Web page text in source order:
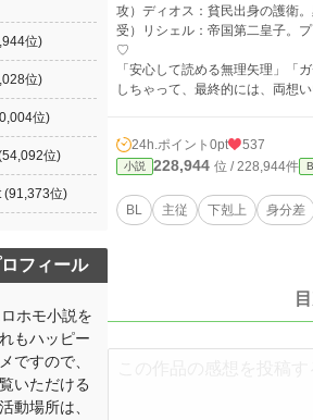
攻）ディオス：貧民出身の護衛
受）リシェル：帝国第二皇子。
♡
「安心して読める無理矢理」「
しちゃって、最終的には、両想
24h.ポイント 0pt 537
小説 228,944 位 / 228,944件
BL 主従 下剋上 身分差
位)
位)
位)
位)
(91,373位)
フィール
ホモ小説を
もハッピー
ですので、
いただける
動場所は、